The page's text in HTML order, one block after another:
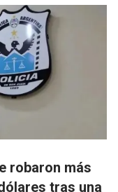
robaron más
tras una